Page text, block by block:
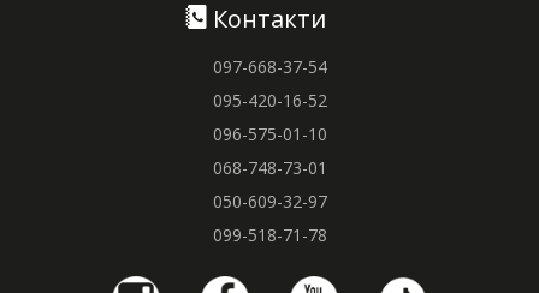
Контакти
097-668-37-54
095-420-16-52
096-575-01-10
068-748-73-01
050-609-32-97
099-518-71-78